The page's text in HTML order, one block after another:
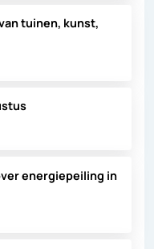
tuinen, kunst,
energiepeiling in